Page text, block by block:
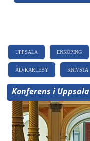
UPPSALA ENKÖPING
ÄLVKARLEBY KNIVSTA
Konferens i Uppsala